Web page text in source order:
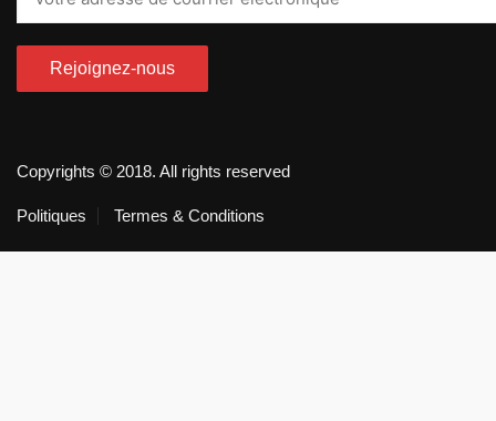
Copyrights © 2018. All rights reserved
Politiques Termes & Conditions